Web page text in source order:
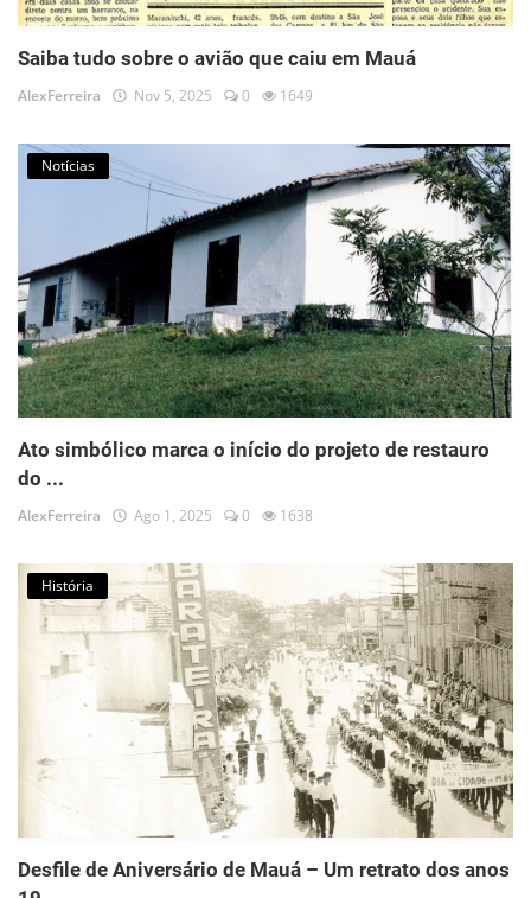
Saiba tudo sobre o avião que caiu em Mauá
AlexFerreira Nov 5, 2025 0 1649
Notícias
Ato simbólico marca o início do projeto de restauro
do ...
AlexFerreira Ago 1, 2025 0 1638
História
Desfile de Aniversário de Mauá – Um retrato dos anos